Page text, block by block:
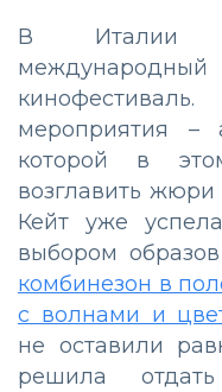
В Италии
мероприятия –
которой в
возглавить жюри
Кейт уже
выбором
комбинезон в
с волнами и
не оставили
решила